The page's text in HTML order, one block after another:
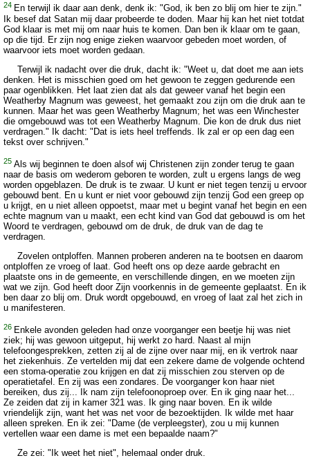
24 En terwijl ik daar aan denk, denk ik: "God, ik ben zo blij om hier te zijn."
Ik besef dat Satan mij daar probeerde te doden. Maar hij kan het niet totdat
God klaar is met mij om naar huis te komen. Dan ben ik klaar om te gaan,
op die tijd. Er zijn nog enige zieken waarvoor gebeden moet worden, of
waarvoor iets moet worden gedaan.
Terwijl ik nadacht over die druk, dacht ik: "Weet u, dat doet me aan iets
denken. Het is misschien goed om het gewoon te zeggen gedurende een
paar ogenblikken. Het laat zien dat als dat geweer vanaf het begin een
Weatherby Magnum was geweest, het gemaakt zou zijn om die druk aan te
kunnen. Maar het was geen Weatherby Magnum; het was een Winchester
die omgebouwd was tot een Weatherby Magnum. Die kon de druk dus niet
verdragen." Ik dacht: "Dat is iets heel treffends. Ik zal er op een dag een
tekst over schrijven."
25 Als wij beginnen te doen alsof wij Christenen zijn zonder terug te gaan
naar de basis om wederom geboren te worden, zult u ergens langs de weg
worden opgeblazen. De druk is te zwaar. U kunt er niet tegen tenzij u ervoor
gebouwd bent. En u kunt er niet voor gebouwd zijn tenzij God een greep op
u krijgt, en u niet alleen oppoetst, maar met u begint vanaf het begin en een
echte magnum van u maakt, een echt kind van God dat gebouwd is om het
Woord te verdragen, gebouwd om de druk, de druk van de dag te
verdragen.
Zovelen ontploffen. Mannen proberen anderen na te bootsen en daarom
ontploffen ze vroeg of laat. God heeft ons op deze aarde gebracht en
plaatste ons in de gemeente, en verschillende dingen, en we moeten zijn
wat we zijn. God heeft door Zijn voorkennis in de gemeente geplaatst. En ik
ben daar zo blij om. Druk wordt opgebouwd, en vroeg of laat zal het zich in
u manifesteren.
26 Enkele avonden geleden had onze voorganger een beetje hij was niet
ziek; hij was gewoon uitgeput, hij werkt zo hard. Naast al mijn
telefoongesprekken, zetten zij al de zijne over naar mij, en ik vertrok naar
het ziekenhuis. Ze vertelden mij dat een zekere dame de volgende ochtend
een stoma-operatie zou krijgen en dat zij misschien zou sterven op de
operatietafel. En zij was een zondares. De voorganger kon haar niet
bereiken, dus zij... Ik nam zijn telefoonoproep over. En ik ging naar het...
Ze zeiden dat zij in kamer 321 was. Ik ging naar boven. En ik wilde
vriendelijk zijn, want het was net voor de bezoektijden. Ik wilde met haar
alleen spreken. En ik zei: "Dame (de verpleegster), zou u mij kunnen
vertellen waar een dame is met een bepaalde naam?"
Ze zei: "Ik weet het niet", helemaal onder druk.